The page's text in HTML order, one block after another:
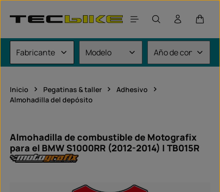
El
Inicio Pegatinas & taller
Adhesivo
Almohadilla del depósito
Almohadilla de combustible de Motografix
para el BMW S1000RR (2012-2014) | TB015R
Omitir galería de imágenes